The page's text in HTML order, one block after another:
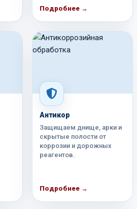
Подробнее →
Антикор
Защищаем днище, арки и
скрытые полости от
коррозии и дорожных
реагентов.
Подробнее →